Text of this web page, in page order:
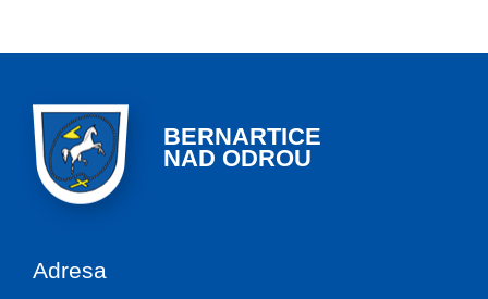
BERNARTICE
NAD ODROU
Adresa